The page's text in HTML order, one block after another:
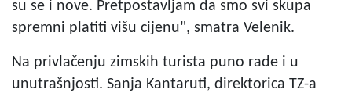
su se i nove. Pretpostavljam da smo svi skupa
spremni platiti višu cijenu", smatra Velenik.
Na privlačenju zimskih turista puno rade i u
unutrašnjosti. Sanja Kantaruti, direktorica TZ-a